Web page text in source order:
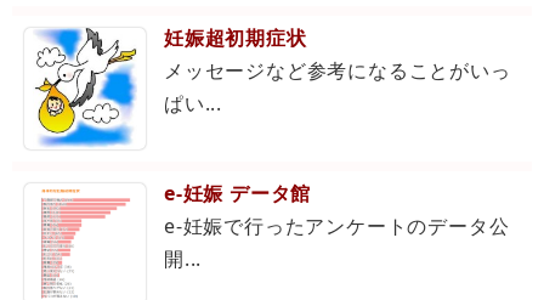
妊娠超初期症状
メッセージなど参考になることがいっ
ぱい...
e-妊娠 データ館
e-妊娠で行ったアンケートのデータ公
開...